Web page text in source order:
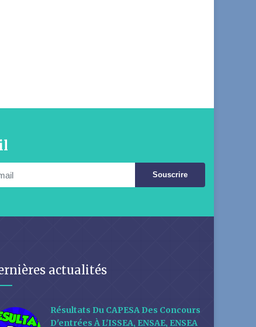
Souscrire
actualités
Résultats Du CAPESA Des Concours
D'entrées À L'ISSEA, ENSAE, ENSEA